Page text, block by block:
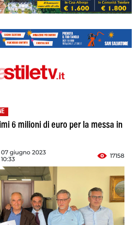
6 milioni di euro per la messa in
07 giugno 2023
10:33
17158